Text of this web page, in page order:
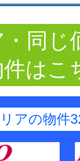
同じ
はこ
リアの物件